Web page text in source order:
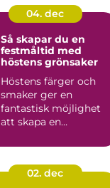
04. dec
Så skapar du en
festmåltid med
höstens grönsaker
Höstens färger och
smaker ger en
fantastisk möjlighet
att skapa en
02. dec